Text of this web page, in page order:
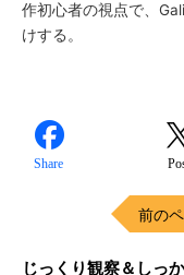
作初心者の視点で、
けする。
Share
前の
じっくり観察＆しっ